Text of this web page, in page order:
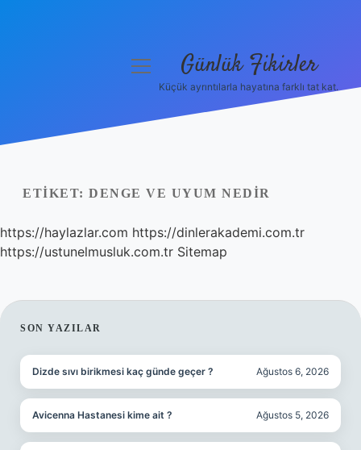
Yasal Uyarı
Hakkımızda
menüyü Günlük Fikirler
Küçük ayrıntılarla hayatına farklı tat kat.
ETIKET: DENGE VE UYUM NEDIR
https://haylazlar.com https://dinlerakademi.com.tr
https://ustunelmusluk.com.tr Sitemap
SIDEBAR
SON YAZILAR
Dizde sıvı birikmesi kaç günde geçer ? Ağustos 6, 2026
Avicenna Hastanesi kime ait ? Ağustos 5, 2026